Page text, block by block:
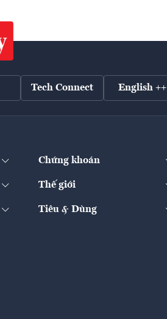
Tech Connect English ++
Chứng khoán
Thế giới
Tiêu & Dùng